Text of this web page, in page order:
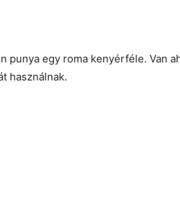
punya egy roma kenyérféle. Van
használnak.